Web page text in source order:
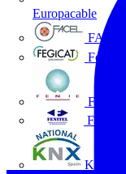
Europacable
FACEL
Fegicat
FENIE
KNX